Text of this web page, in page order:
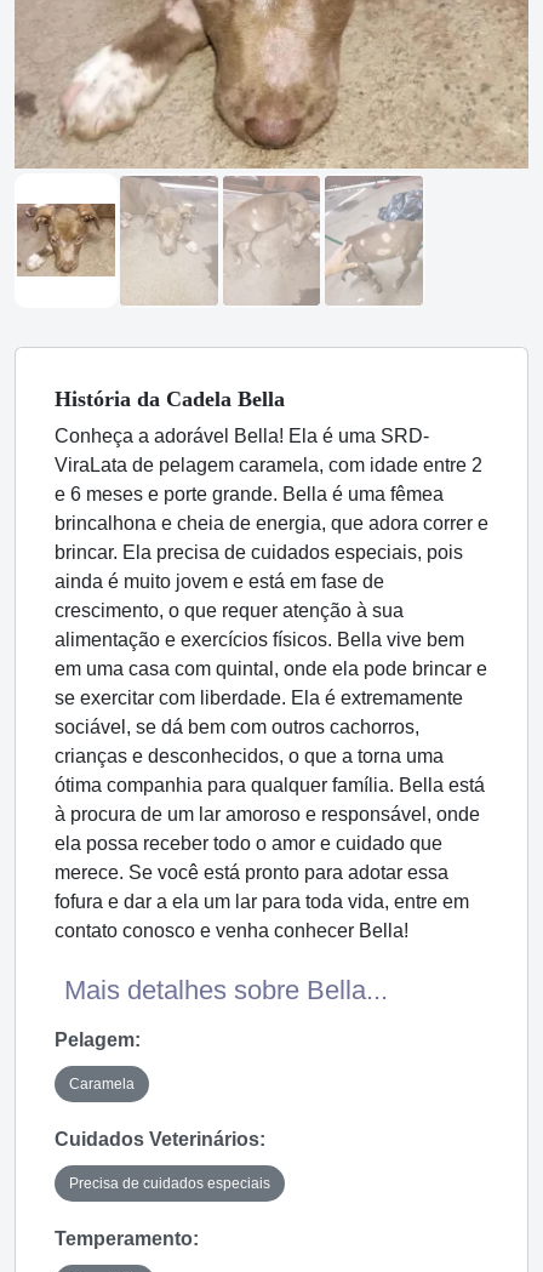
História da Cadela Bella
Conheça a adorável Bella! Ela é uma SRD-
ViraLata de pelagem caramela, com idade entre 2
e 6 meses e porte grande. Bella é uma fêmea
brincalhona e cheia de energia, que adora correr e
brincar. Ela precisa de cuidados especiais, pois
ainda é muito jovem e está em fase de
crescimento, o que requer atenção à sua
alimentação e exercícios físicos. Bella vive bem
em uma casa com quintal, onde ela pode brincar e
se exercitar com liberdade. Ela é extremamente
sociável, se dá bem com outros cachorros,
crianças e desconhecidos, o que a torna uma
ótima companhia para qualquer família. Bella está
à procura de um lar amoroso e responsável, onde
ela possa receber todo o amor e cuidado que
merece. Se você está pronto para adotar essa
fofura e dar a ela um lar para toda vida, entre em
contato conosco e venha conhecer Bella!
Mais detalhes sobre Bella...
Pelagem:
Caramela
Cuidados Veterinários:
Precisa de cuidados especiais
Temperamento: